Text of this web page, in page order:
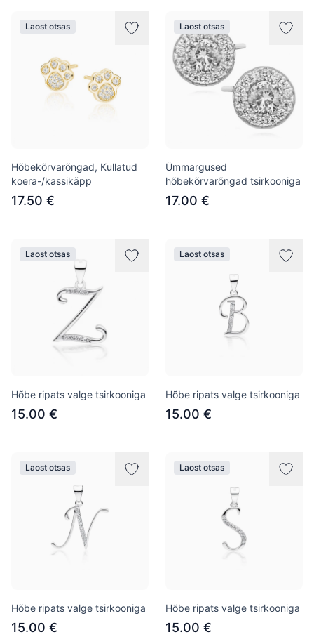
Laost otsas
Hõbekõrvarõngad, Kullatud
koera-/kassikäpp
17.50 €
Laost otsas
Ümmargused
hõbekõrvarõngad tsirkooniga
17.00 €
Laost otsas
Hõbe ripats valge tsirkooniga
15.00 €
Laost otsas
Hõbe ripats valge tsirkooniga
15.00 €
Laost otsas
Hõbe ripats valge tsirkooniga
15.00 €
Laost otsas
Hõbe ripats valge tsirkooniga
15.00 €